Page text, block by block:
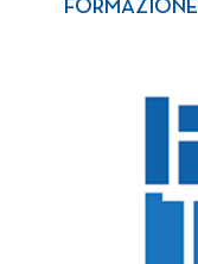
FORMAZIONE